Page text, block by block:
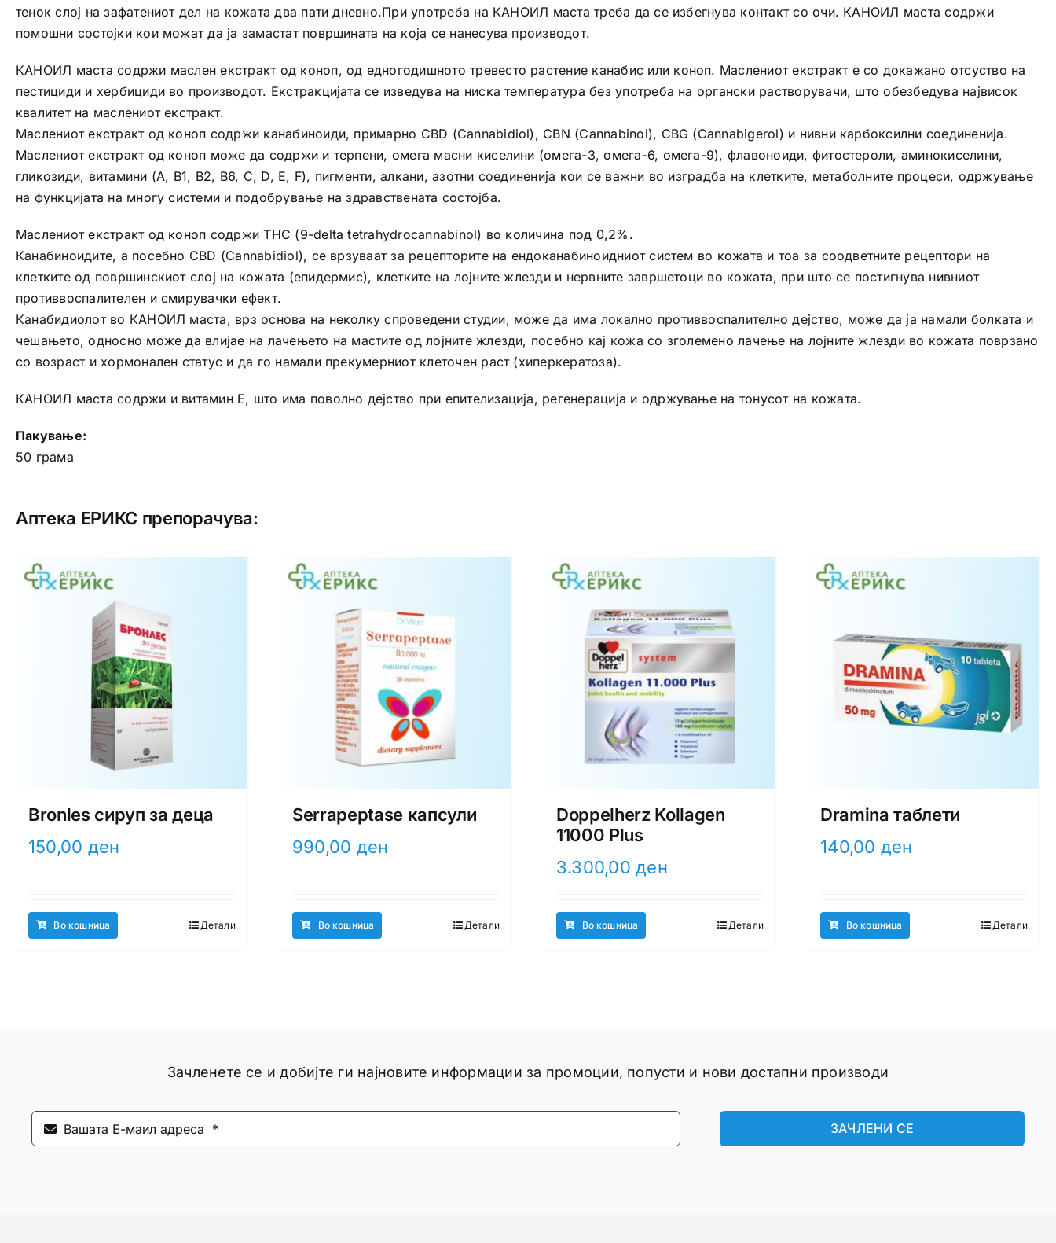
тенок слој на зафатениот дел на кожата два пати дневно.При употреба на КАНОИЛ маста треба да се избегнува контакт со очи. КАНОИЛ маста содржи
помошни состојки кои можат да ја замастат површината на која се нанесува производот.
КАНОИЛ маста содржи маслен екстракт од коноп, од едногодишното тревесто растение канабис или коноп. Маслениот екстракт e со докажано отсуство на
пестициди и хербициди во производот. Екстракцијата се изведува на ниска температура без употреба на органски растворувачи, што обезбедува највисок
квалитет на маслениот екстракт.
Маслениот екстракт од коноп содржи канабиноиди, примарно CBD (Cannabidiol), CBN (Cannabinol), CBG (Cannabigerol) и нивни карбоксилни соединенија.
Маслениот екстракт од коноп може да содржи и терпени, омега масни киселини (омега-3, омега-6, омега-9), флавоноиди, фитостероли, аминокиселини,
гликозиди, витамини (А, B1, B2, B6, C, D, Е, F), пигменти, алкани, азотни соединенија кои се важни во изградба на клетките, метаболните процеси, одржување
на функцијата на многу системи и подобрување на здравствената состојба.
Маслениот екстракт од коноп содржи THC (9-delta tetrahydrocannabinol) во количина под 0,2%.
Канабиноидите, a посебно CBD (Cannabidiol), се врзуваат за рецепторите на ендоканабиноидниот систем во кожата и тоа за соодветните рецептори на
клетките од површинскиот слој на кожата (епидермис), клетките на лојните жлезди и нервните завршетоци во кожата, при што се постигнува нивниот
противвоспалителен и смирувачки ефект.
Канабидиолот во КАНОИЛ маста, врз основа на неколку спроведени студии, може да има локално противвоспалително дејство, може да ја намали болката и
чешањето, односно може да влијае на лачењето на мастите од лојните жлезди, посебно кај кожа со зголемено лачење на лојните жлезди во кожата поврзано
со возраст и хормонален статус и да го намали прекумерниот клеточен раст (хиперкератоза).
КАНОИЛ маста содржи и витамин Е, што има поволно дејство при епителизација, регенерација и одржување на тонусот на кожата.
Пакување:
50 грама
Аптека ЕРИКС препорачува:
Bronles сируп за деца
150,00 ден
Во кошница Детали
Serrapeptase капсули
990,00 ден
Во кошница Детали
Doppelherz Kollagen
11000 Plus
3.300,00ден
Во кошница Детали
Dramina таблети
140,00 ден
Во кошница Детали
Зачленете се и добијте ги најновите информации за промоции, попусти и нови достапни производи
ЗАЧЛЕНИ СЕ